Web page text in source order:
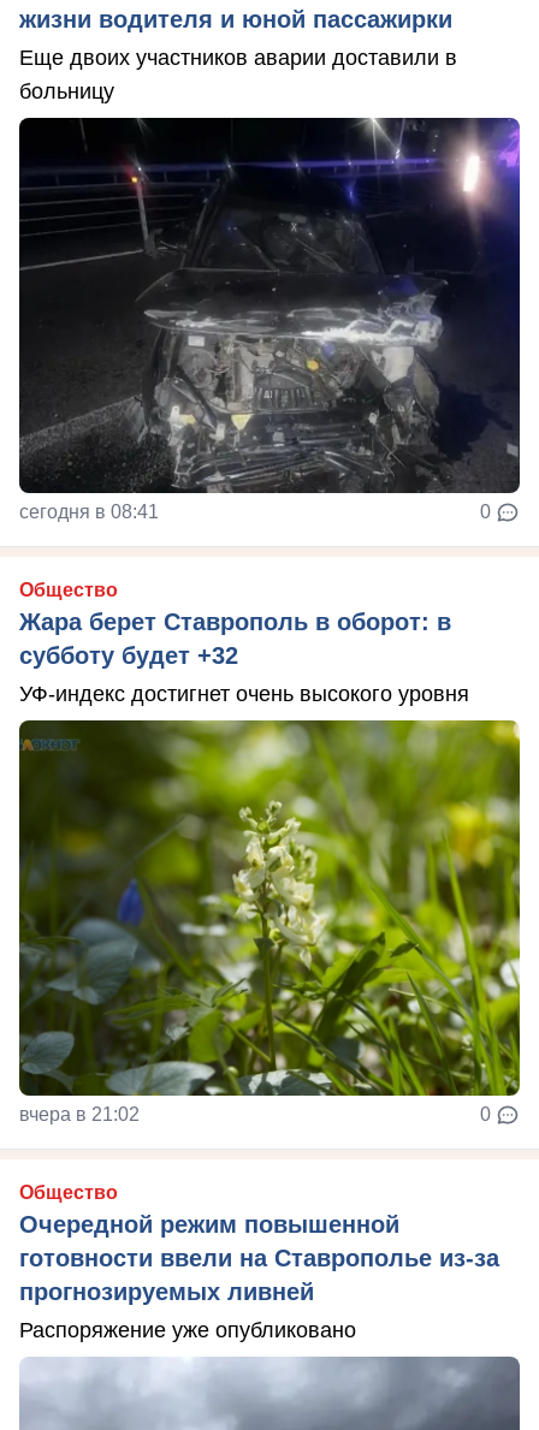
жизни водителя и юной пассажирки
Еще двоих участников аварии доставили в
больницу
сегодня в 08:41 0
Общество
Жара берет Ставрополь в оборот: в
субботу будет +32
УФ-индекс достигнет очень высокого уровня
вчера в 21:02 0
Общество
Очередной режим повышенной
готовности ввели на Ставрополье из-за
прогнозируемых ливней
Распоряжение уже опубликовано